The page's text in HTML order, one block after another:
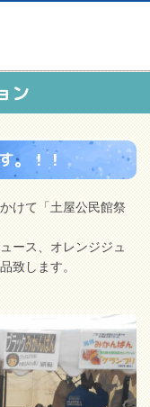
ン
。！！
けて「土屋公民館祭
ース、オレンジジュ
致します。